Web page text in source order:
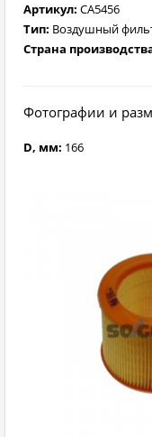
Артикул: CA5456
Тип: Воздушный
Страна
Фотографии и
D, мм: 166